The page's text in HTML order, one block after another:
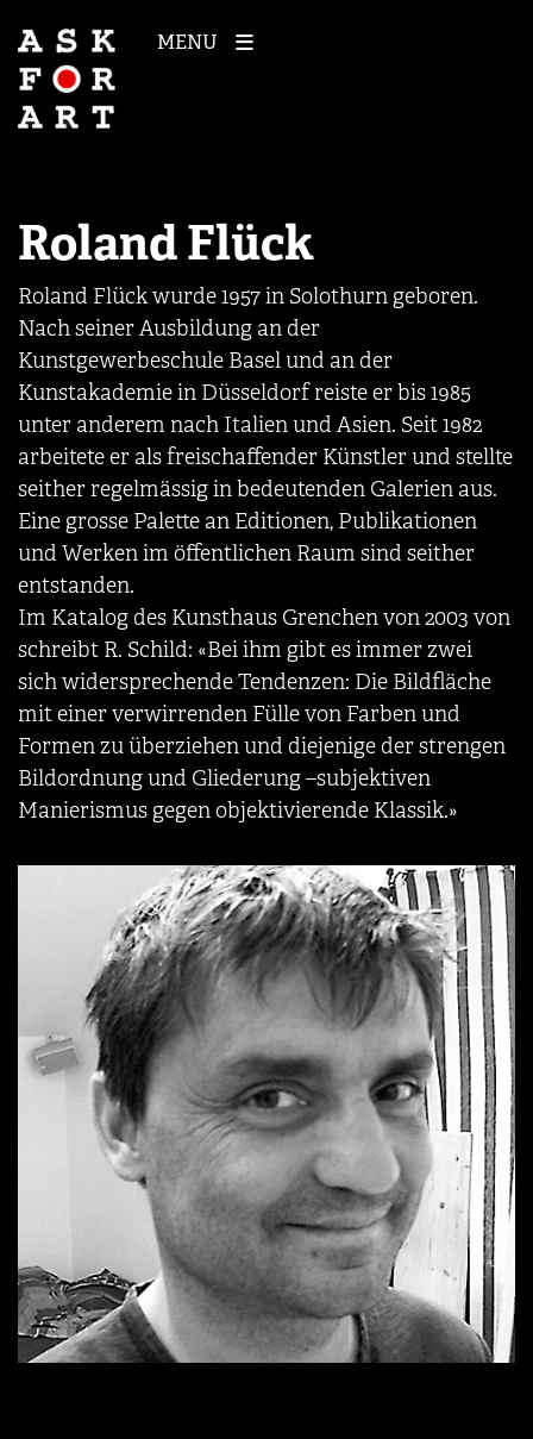
MENU
Roland Flück
Roland Flück wurde 1957 in Solothurn geboren.
Nach seiner Ausbildung an der
Kunstgewerbeschule Basel und an der
Kunstakademie in Düsseldorf reiste er bis 1985
unter anderem nach Italien und Asien. Seit 1982
arbeitete er als freischaffender Künstler und stellte
seither regelmässig in bedeutenden Galerien aus.
Eine grosse Palette an Editionen, Publikationen
und Werken im öffentlichen Raum sind seither
entstanden.
Im Katalog des Kunsthaus Grenchen von 2003 von
schreibt R. Schild: «Bei ihm gibt es immer zwei
sich widersprechende Tendenzen: Die Bildfläche
mit einer verwirrenden Fülle von Farben und
Formen zu überziehen und diejenige der strengen
Bildordnung und Gliederung –subjektiven
Manierismus gegen objektivierende Klassik.»